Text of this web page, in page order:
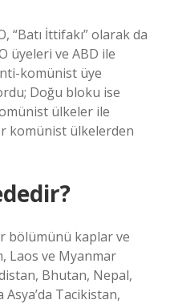
“Batı İttifakı” olarak da
üyeleri ve ABD ile
komünist üye
Doğu bloku ise
ülkeler ile
komünist ülkelerden
bölümünü kaplar ve
Laos ve Myanmar
Bhutan, Nepal,
Tacikistan,